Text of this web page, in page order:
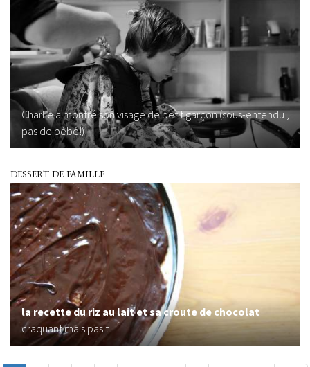
Charlie a montré son visage de petit garçon (sous-entendu ,
pas de bébé!)
dessert de famille
la recette du riz au lait et sa croute de chocolat
craquant mais pas t